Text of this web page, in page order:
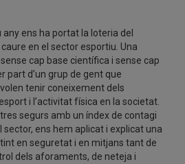
any ens ha portat la loteria del
caure en el sector esportiu. Una
cap base científica i sense cap
part d’un grup de gent que
tenir coneixement dels
i l’activitat física en la societat.
segurs amb un índex de contagi
ens hem aplicat i explicat una
en seguretat i en mitjans tant de
dels aforaments, de neteja i